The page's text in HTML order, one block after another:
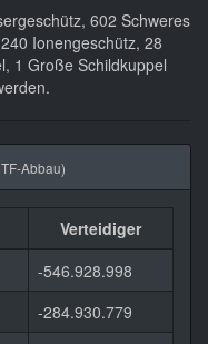
602 Schweres
Ionengeschütz, 28
1 Große Schildkuppel
Abbau)
Verteidiger
-546.928.998
-284.930.779